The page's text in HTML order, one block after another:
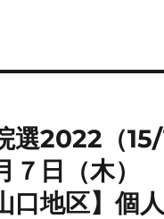
選2022（15/
７日（木）
口地区】個